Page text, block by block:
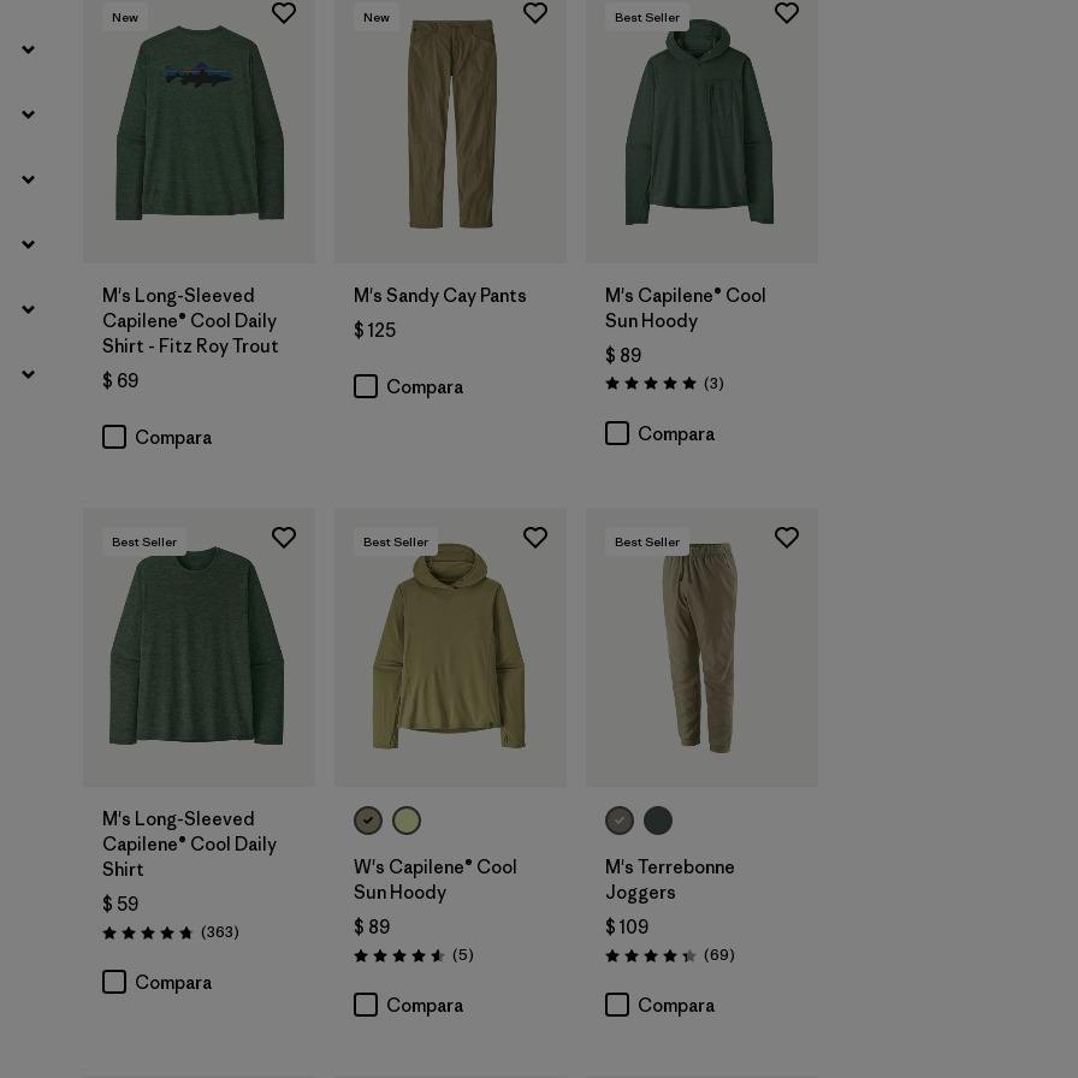
New
M's Long-Sleeved
Capilene® Cool Daily
Shirt - Fitz Roy Trout
$ 69
Compara
New
M's Sandy Cay Pants
$ 125
Compara
Best Seller
M's Capilene® Cool
Sun Hoody
$ 89
Valoración: 5.0 / 5
(3Comentarios
)
Compara
Best Seller
M's Long-Sleeved
Capilene® Cool Daily
Shirt
$ 59
Valoración: 4.7 / 5
(363Comentarios
)
Compara
Best Seller
W's Capilene® Cool
Sun Hoody
$ 89
Valoración: 4.6 / 5
(5Comentarios
)
Compara
Best Seller
M's Terrebonne
Joggers
$ 109
Valoración: 4.3 / 5
(69Comentarios
)
Compara